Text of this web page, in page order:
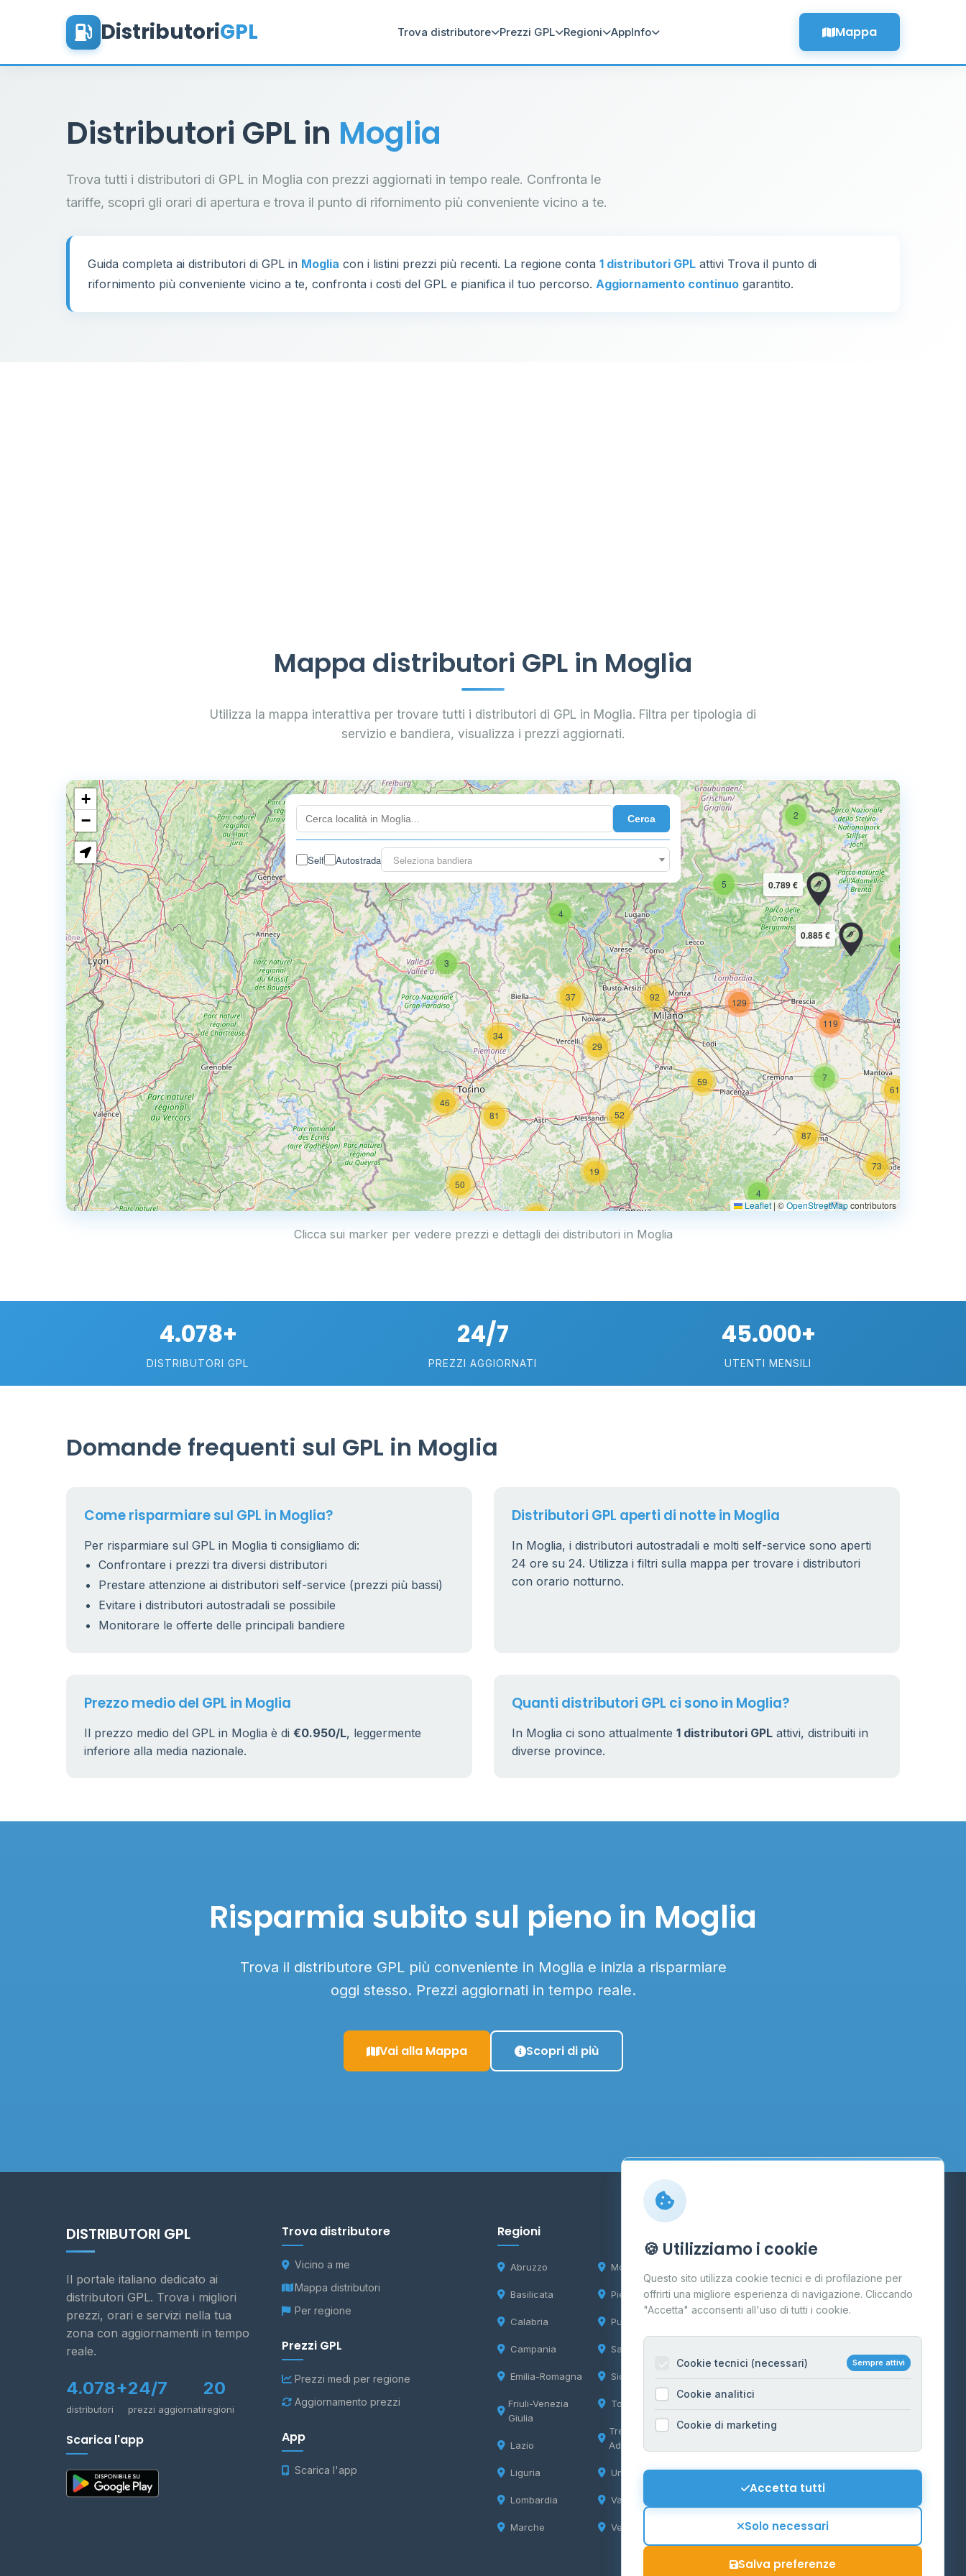
DistributoriGPL Trova distributore Prezzi GPL Regioni AppInfo Mappa
Distributori GPL in Moglia
Trova tutti i distributori di GPL in Moglia con prezzi aggiornati in tempo reale. Confronta le
tariffe, scopri gli orari di apertura e trova il punto di rifornimento più conveniente vicino a te.
Guida completa ai distributori di GPL in Moglia con i listini prezzi più recenti. La regione conta 1 distributori GPL attivi Trova il punto di
rifornimento più conveniente vicino a te, confronta i costi del GPL e pianifica il tuo percorso. Aggiornamento continuo garantito.
Mappa distributori GPL in Moglia
Utilizza la mappa interattiva per trovare tutti i distributori di GPL in Moglia. Filtra per tipologia di
servizio e bandiera, visualizza i prezzi aggiornati.
Cerca
Self Autostrada Seleziona bandiera
34
3
37
2
46
50
29
19
52
81
5
4
87
4
5
92
59 7
129
119
61
73
21
0.885 €
0.789 €
0.769 €
+
−
Leaflet | ©OpenStreetMapcontributors
Clicca sui marker per vedere prezzi e dettagli dei distributori in Moglia
4.078+
DISTRIBUTORI GPL
24/7
PREZZI AGGIORNATI
45.000+
UTENTI MENSILI
Domande frequenti sul GPL in Moglia
Come risparmiare sul GPL in Moglia?
Per risparmiare sul GPL in Moglia ti consigliamo di:
Confrontare i prezzi tra diversi distributori
Prestare attenzione ai distributori self-service (prezzi più bassi)
Evitare i distributori autostradali se possibile
Monitorare le offerte delle principali bandiere
Distributori GPL aperti di notte in Moglia
In Moglia, i distributori autostradali e molti self-service sono aperti
24 ore su 24. Utilizza i filtri sulla mappa per trovare i distributori
con orario notturno.
Prezzo medio del GPL in Moglia
Il prezzo medio del GPL in Moglia è di €0.950/L, leggermente
inferiore alla media nazionale.
Quanti distributori GPL ci sono in Moglia?
In Moglia ci sono attualmente 1 distributori GPL attivi, distribuiti in
diverse province.
Risparmia subito sul pieno in Moglia
Trova il distributore GPL più conveniente in Moglia e inizia a risparmiare
oggi stesso. Prezzi aggiornati in tempo reale.
Vai alla Mappa Scopri di più
DISTRIBUTORI GPL
Il portale italiano dedicato ai
distributori GPL. Trova i migliori
prezzi, orari e servizi nella tua
zona con aggiornamenti in tempo
reale.
4.078+
distributori
24/7
prezzi aggiornati
20
regioni
Scarica l'app
Trova distributore
Vicino a me
Mappa distributori
Per regione
Prezzi GPL
Prezzi medi per regione
Aggiornamento prezzi
App
Scarica l'app
Regioni
Abruzzo
Basilicata
Calabria
Campania
Emilia-Romagna
Friuli-Venezia
Giulia
Lazio
Liguria
Lombardia
Marche
Molise
Piemonte
Puglia
Sardegna
Sicilia
Toscana
Trentino-Alto
Adige
Umbria
Valle d'Aosta
Veneto
Contatti
Per gestori
Informazioni legali
Privacy Policy
Cookie Policy
Mappa del sito
Contattaci
🍪 Utilizziamo i cookie
Questo sito utilizza cookie tecnici e di profilazione per
offrirti una migliore esperienza di navigazione. Cliccando
"Accetta" acconsenti all'uso di tutti i cookie.
Cookie tecnici (necessari) Sempre attivi
Cookie analitici
Cookie di marketing
Accetta tutti
Solo necessari
Salva preferenze